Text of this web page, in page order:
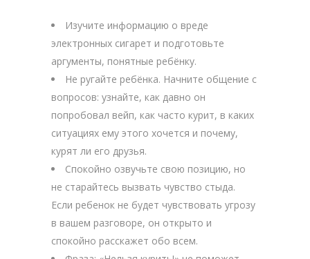
Изучите информацию о вреде
электронных сигарет и подготовьте
аргументы, понятные ребёнку.
Не ругайте ребёнка. Начните общение с
вопросов: узнайте, как давно он
попробовал вейп, как часто курит, в каких
ситуациях ему этого хочется и почему,
курят ли его друзья.
Спокойно озвучьте свою позицию, но
не старайтесь вызвать чувство стыда.
Если ребенок не будет чувствовать угрозу
в вашем разговоре, он открыто и
спокойно расскажет обо всем.